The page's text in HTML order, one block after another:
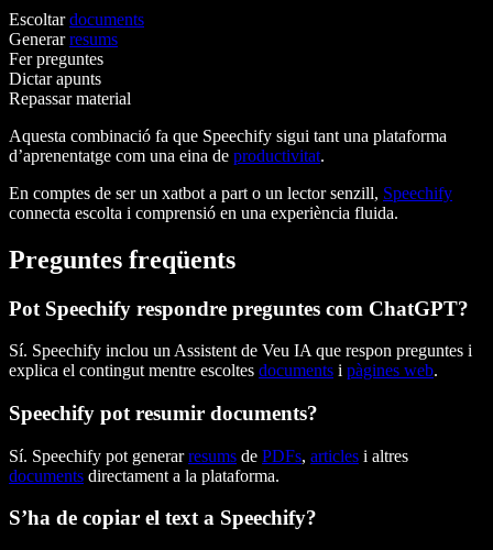
Escoltardocuments
Generarresums
Fer preguntes
Dictar apunts
Repassar material
Aquesta combinació fa que Speechify sigui tant una plataforma
d’aprenentatge com una eina de productivitat.
En comptes de ser un xatbot a part o un lector senzill, Speechify
connecta escolta i comprensió en una experiència fluida.
Preguntes freqüents
Pot Speechify respondre preguntes com ChatGPT?
Sí. Speechify inclou un Assistent de Veu IA que respon preguntes i
explica el contingut mentre escoltes documents i pàgines web.
Speechify pot resumir documents?
Sí. Speechify pot generarresums de PDFs, articles i altres
documents directament a la plataforma.
S’ha de copiar el text a Speechify?